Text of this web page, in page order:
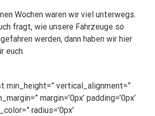
Wochen waren wir viel unterwegs.
fragt, wie unsere Fahrzeuge so
werden, dann haben wir hier
euch.
min_height=” vertical_alignment=”
margin=’0px’ padding=’0px’
radius=’0px’